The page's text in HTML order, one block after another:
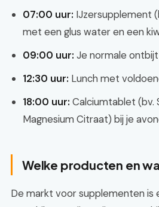
07:00 uur: IJzersupplement
met een glus water en een
09:00 uur: Je normale
12:30 uur: Lunch met
18:00 uur: Calciumtablet (bv.
Magnesium Citraat) bij je
Welke producten en
De markt voor supplementen is